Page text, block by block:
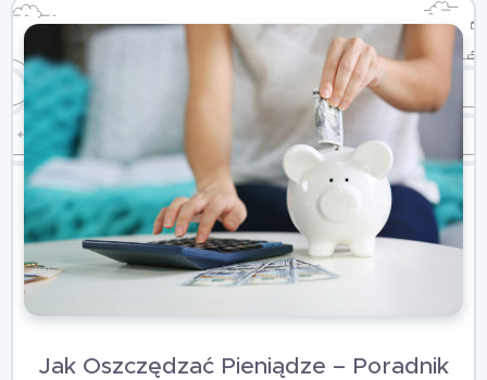
Jak Oszczędzać Pieniądze – Poradnik